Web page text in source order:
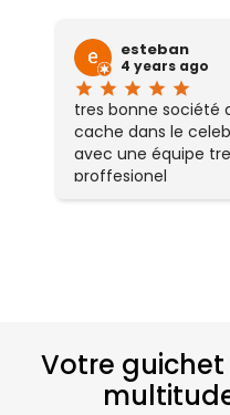
esteban
4 years ago
star star star star star
tres bonne société
cache dans le
avec une équipe
proffesionel
Votre